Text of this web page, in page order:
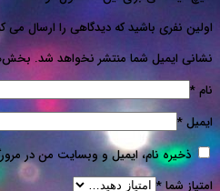
اولین نفری باشید که دیدگاهی را ارسال می
نشانی ایمیل شما منتشر نخواهد شد.
نام*
ایمیل*
ذخیره نام، ایمیل و وبسایت من در
امتیاز شما*